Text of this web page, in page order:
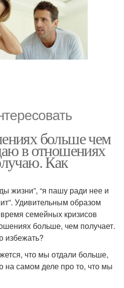
больше чем
в отношениях
Как
жизни”, “я пашу ради нее и
Удивительным образом
семейных кризисов
больше, чем получает.
избежать?
что мы отдали больше,
на самом деле про то, что мы